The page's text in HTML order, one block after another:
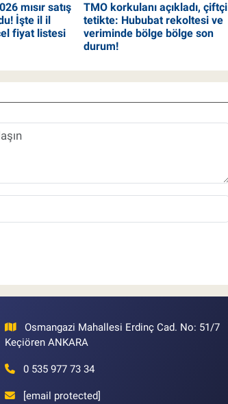
mısır satış
İşte il il
fiyat listesi
TMO korkulanı açıkladı, çiftçi
tetikte: Hububat rekoltesi ve
veriminde bölge bölge son
durum!
Osmangazi Mahallesi Erdinç Cad. No: 51/7
Keçiören ANKARA
0 535 977 73 34
[email protected]